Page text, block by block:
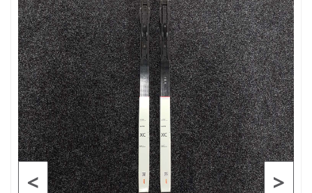
>
<